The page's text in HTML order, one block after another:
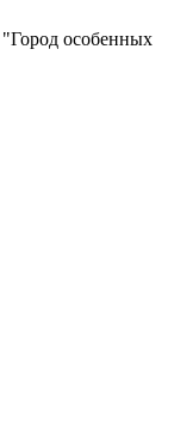
особенных